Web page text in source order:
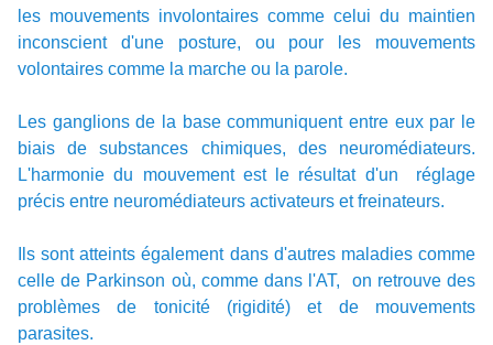
les mouvements involontaires comme celui du maintien
inconscient d'une posture, ou pour les mouvements
volontaires comme la marche ou la parole.
Les ganglions de la base communiquent entre eux par le
biais de substances chimiques, des neuromédiateurs.
L'harmonie du mouvement est le résultat d'un réglage
précis entre neuromédiateurs activateurs et freinateurs.
Ils sont atteints également dans d'autres maladies comme
celle de Parkinson où, comme dans l'AT, on retrouve des
problèmes de tonicité (rigidité) et de mouvements
parasites.